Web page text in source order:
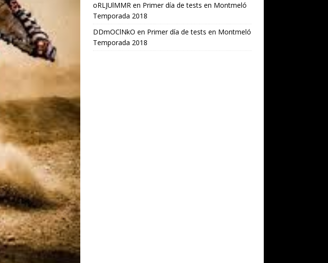
oRLJUlMMRen Primer día de tests en Montmeló
Temporada 2018
DDmOClNkO en Primer día de tests en Montmeló
Temporada 2018